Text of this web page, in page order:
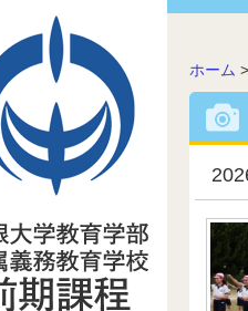
こ
の
ー
ホーム >